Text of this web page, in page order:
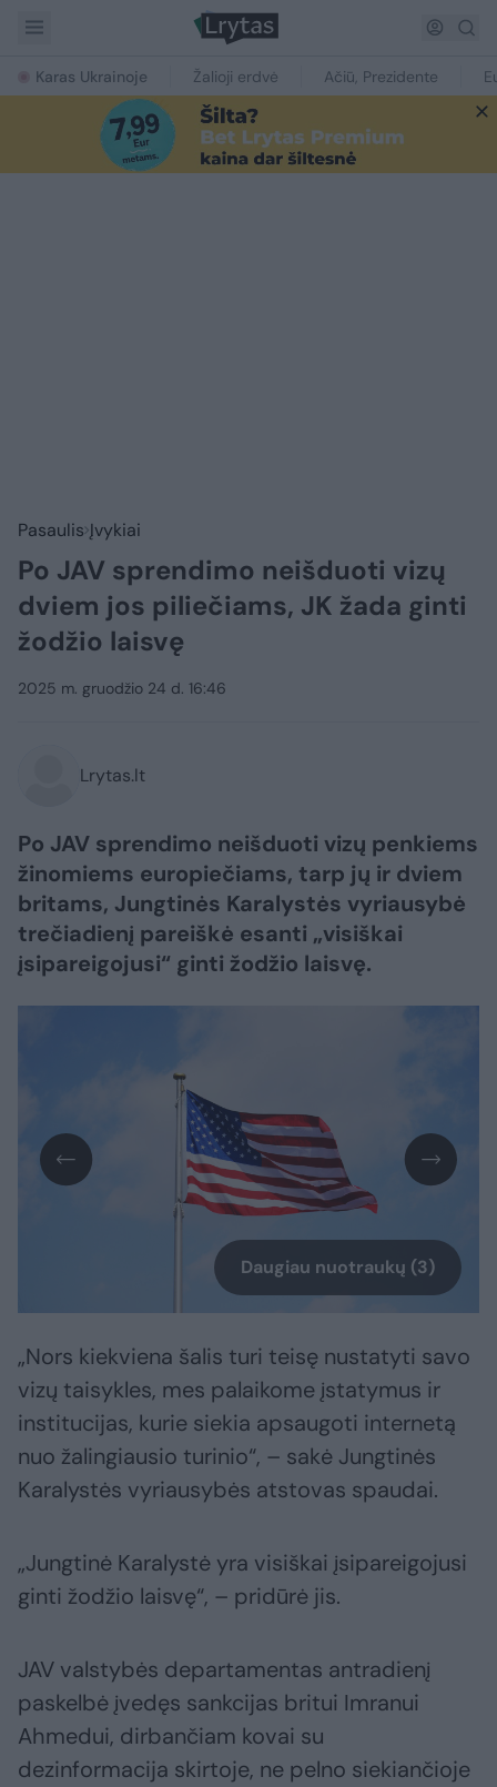
Karas Ukrainoje Žalioji erdvė Ačiū, Prezidente
Pasaulis Įvykiai
Po JAV sprendimo neišduoti vizų
dviem jos piliečiams, JK žada ginti
žodžio laisvę
2025 m. gruodžio 24 d. 16:46
Lrytas.lt
Po JAV sprendimo neišduoti vizų penkiems
žinomiems europiečiams, tarp jų ir dviem
britams, Jungtinės Karalystės vyriausybė
trečiadienį pareiškė esanti „visiškai
įsipareigojusi“ ginti žodžio laisvę.
Daugiau nuotraukų (3)
„Nors kiekviena šalis turi teisę nustatyti savo
vizų taisykles, mes palaikome įstatymus ir
institucijas, kurie siekia apsaugoti internetą
nuo žalingiausio turinio“, – sakė Jungtinės
Karalystės vyriausybės atstovas spaudai.
„Jungtinė Karalystė yra visiškai įsipareigojusi
ginti žodžio laisvę“, – pridūrė jis.
JAV valstybės departamentas antradienį
paskelbė įvedęs sankcijas britui Imranui
Ahmedui, dirbančiam kovai su
dezinformacija skirtoje, ne pelno siekiančioje